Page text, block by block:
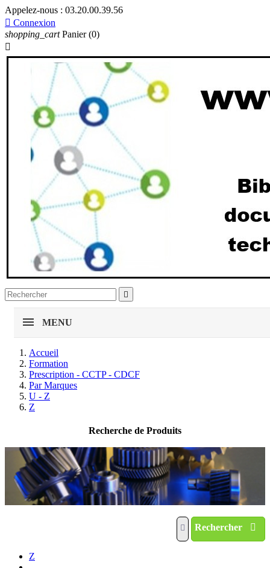
Appelez-nous : 03.20.00.39.56
 Connexion
shopping_cart Panier (0)


MENU
Accueil
Formation
Prescription - CCTP - CDCF
Par Marques
U - Z
Z
Recherche de Produits
Rechercher
Z